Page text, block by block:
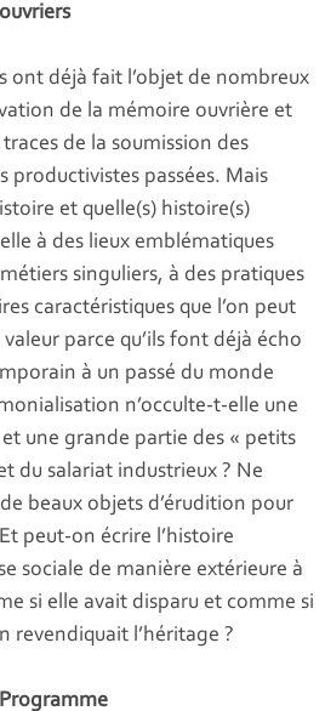
ont déjà fait l’objet de nombreux
de la mémoire ouvrière et
de la soumission des
productivistes passées. Mais
et quelle(s) histoire(s)
à des lieux emblématiques
singuliers, à des pratiques
caractéristiques que l’on peut
parce qu’ils font déjà écho
à un passé du monde
n’occulte-t-elle une
une grande partie des « petits
du salariat industrieux ? Ne
beaux objets d’érudition pour
peut-on écrire l’histoire
sociale de manière extérieure à
si elle avait disparu et comme si
revendiquait l’héritage ?
Programme